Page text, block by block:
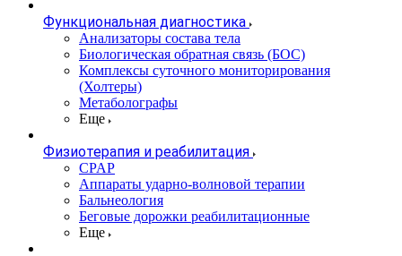
Функциональная диагностика
Анализаторы состава тела
Биологическая обратная связь (БОС)
Комплексы суточного мониторирования
(Холтеры)
Метаболографы
Еще
Физиотерапия и реабилитация
CPAP
Аппараты ударно-волновой терапии
Бальнеология
Беговые дорожки реабилитационные
Еще